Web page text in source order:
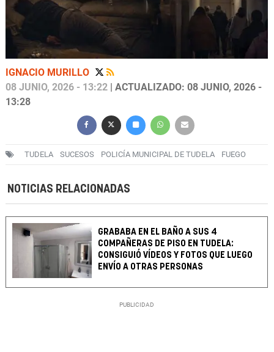
IGNACIO MURILLO
08 JUNIO, 2026 - 13:22 | ACTUALIZADO: 08 JUNIO, 2026 -
13:28
TUDELA SUCESOS POLICÍA MUNICIPAL DE TUDELA FUEGO
NOTICIAS RELACIONADAS
GRABABA EN EL BAÑO A SUS 4
COMPAÑERAS DE PISO EN TUDELA:
CONSIGUIÓ VÍDEOS Y FOTOS QUE LUEGO
ENVÍO A OTRAS PERSONAS